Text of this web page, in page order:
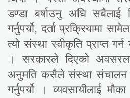
डण्डा बर्षाउनु अघि
गर्नुपर्यो, दर्ता प्रक्रियामा
त्यो संस्था स्वीकृति प्राप्त
। सरकारले दिएको
अनुमति कसैले संस्था संचालन
गर्नुपर्यो । व्यवसायीलाई